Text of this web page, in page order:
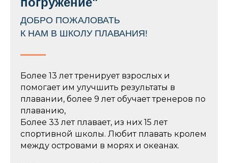
ДОБРО ПОЖАЛОВАТЬ
К НАМ В ШКОЛУ ПЛАВАНИЯ!
Более 13 лет тренирует взрослых и
помогает им улучшить результаты в
плавании, более 9 лет обучает тренеров по
плаванию,
Более 33 лет плавает, из них 15 лет
спортивной школы. Любит плавать кролем
между островами в морях и океанах.